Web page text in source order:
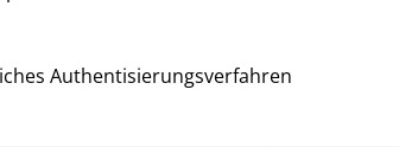
Authentisierungsverfahren